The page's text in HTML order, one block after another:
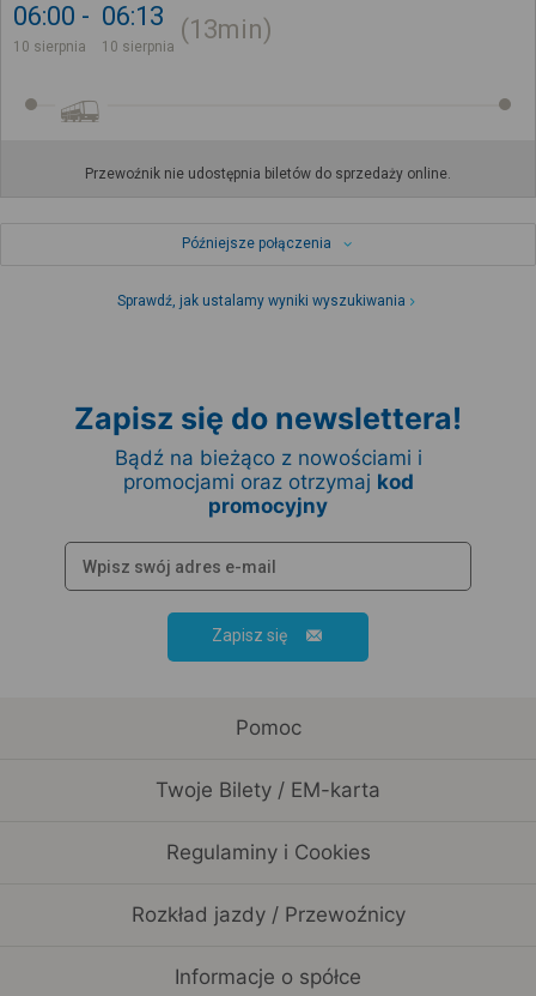
06:00
10 sierpnia
06:13
10 sierpnia
13min
Przewoźnik nie udostępnia biletów do sprzedaży online.
Późniejsze połączenia
Sprawdź, jak ustalamy wyniki wyszukiwania
Zapisz się do newslettera!
Bądź na bieżąco z nowościami i
promocjami oraz otrzymaj kod
promocyjny
Zapisz się
Pomoc
Twoje Bilety / EM-karta
Regulaminy i Cookies
Rozkład jazdy / Przewoźnicy
Informacje o spółce